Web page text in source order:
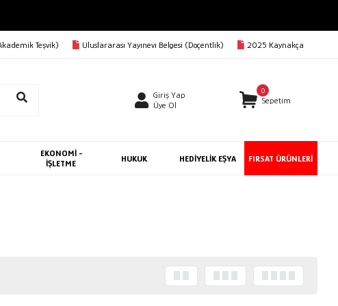
Teşvik) Uluslararası Yayınevi Belgesi (Doçentlik) 2025 Kaynakça
Giriş Yap
Üye Ol
0
Sepetim
EKONOMİ -
İŞLETME
HUKUK HEDİYELİK EŞYA FIRSAT ÜRÜNLERİ